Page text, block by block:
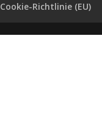
Cookie-Richtlinie (EU)